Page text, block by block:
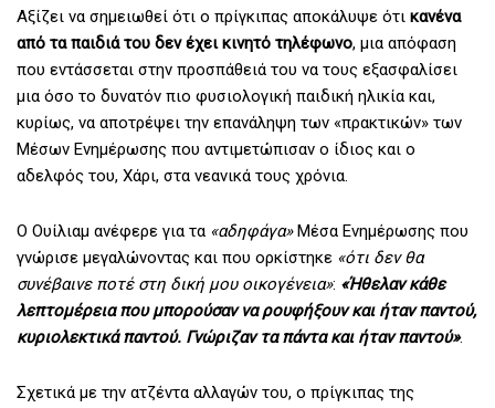
Αξίζει να σημειωθεί ότι ο πρίγκιπας αποκάλυψε ότι κανένα
από τα παιδιά του δεν έχει κινητό τηλέφωνο, μια απόφαση
που εντάσσεται στην προσπάθειά του να τους εξασφαλίσει
μια όσο το δυνατόν πιο φυσιολογική παιδική ηλικία και,
κυρίως, να αποτρέψει την επανάληψη των «πρακτικών» των
Μέσων Ενημέρωσης που αντιμετώπισαν ο ίδιος και ο
αδελφός του, Χάρι, στα νεανικά τους χρόνια.
Ο Ουίλιαμ ανέφερε για τα «αδηφάγα»Μέσα Ενημέρωσης που
γνώρισε μεγαλώνοντας και που ορκίστηκε «ότι δεν θα
συνέβαινε ποτέ στη δική μου οικογένεια»: «Ήθελαν κάθε
λεπτομέρεια που μπορούσαν να ρουφήξουν και ήταν παντού,
κυριολεκτικά παντού. Γνώριζαν τα πάντα και ήταν παντού».
Σχετικά με την ατζέντα αλλαγών του, ο πρίγκιπας της